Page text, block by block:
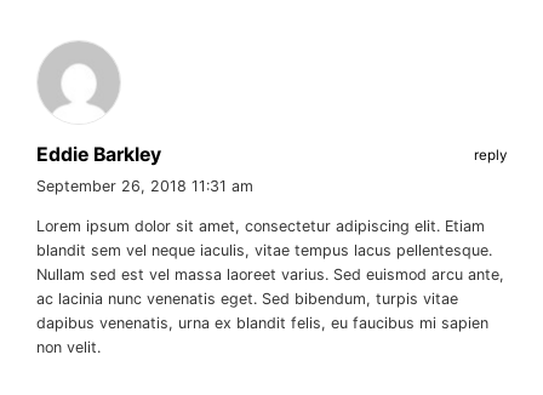
Eddie Barkley reply
September 26, 2018 11:31 am
Lorem ipsum dolor sit amet, consectetur adipiscing elit. Etiam
blandit sem vel neque iaculis, vitae tempus lacus pellentesque.
Nullam sed est vel massa laoreet varius. Sed euismod arcu ante,
ac lacinia nunc venenatis eget. Sed bibendum, turpis vitae
dapibus venenatis, urna ex blandit felis, eu faucibus mi sapien
non velit.